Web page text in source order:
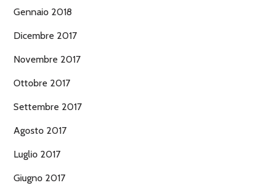
Gennaio 2018
Dicembre 2017
Novembre 2017
Ottobre 2017
Settembre 2017
Agosto 2017
Luglio 2017
Giugno 2017